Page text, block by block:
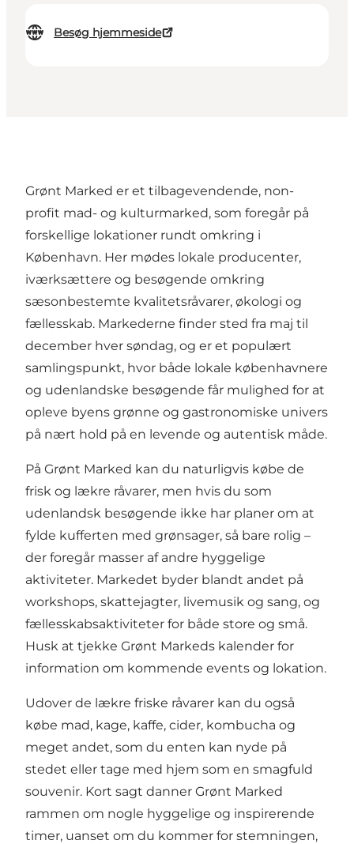
Besøg hjemmeside
Grønt Marked er et tilbagevendende, non-
profit mad- og kulturmarked, som foregår på
forskellige lokationer rundt omkring i
København. Her mødes lokale producenter,
iværksættere og besøgende omkring
sæsonbestemte kvalitetsråvarer, økologi og
fællesskab. Markederne finder sted fra maj til
december hver søndag, og er et populært
samlingspunkt, hvor både lokale københavnere
og udenlandske besøgende får mulighed for at
opleve byens grønne og gastronomiske univers
på nært hold på en levende og autentisk måde.
På Grønt Marked kan du naturligvis købe de
frisk og lækre råvarer, men hvis du som
udenlandsk besøgende ikke har planer om at
fylde kufferten med grønsager, så bare rolig –
der foregår masser af andre hyggelige
aktiviteter. Markedet byder blandt andet på
workshops, skattejagter, livemusik og sang, og
fællesskabsaktiviteter for både store og små.
Husk at tjekke Grønt Markeds kalender for
information om kommende events og lokation.
Udover de lækre friske råvarer kan du også
købe mad, kage, kaffe, cider, kombucha og
meget andet, som du enten kan nyde på
stedet eller tage med hjem som en smagfuld
souvenir. Kort sagt danner Grønt Marked
rammen om nogle hyggelige og inspirerende
timer, uanset om du kommer for stemningen,